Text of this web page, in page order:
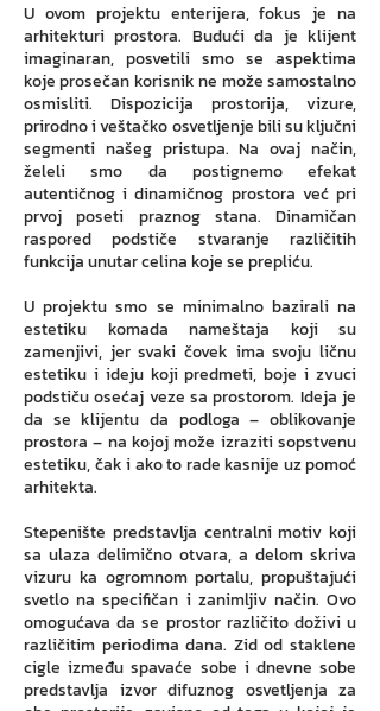
U ovom projektu enterijera, fokus je na
arhitekturi prostora. Budući da je klijent
imaginaran, posvetili smo se aspektima
koje prosečan korisnik ne može samostalno
osmisliti. Dispozicija prostorija, vizure,
prirodno i veštačko osvetljenje bili su ključni
segmenti našeg pristupa. Na ovaj način,
želeli smo da postignemo efekat
autentičnog i dinamičnog prostora već pri
prvoj poseti praznog stana. Dinamičan
raspored podstiče stvaranje različitih
funkcija unutar celina koje se prepliću.
U projektu smo se minimalno bazirali na
estetiku komada nameštaja koji su
zamenjivi, jer svaki čovek ima svoju ličnu
estetiku i ideju koji predmeti, boje i zvuci
podstiču osećaj veze sa prostorom. Ideja je
da se klijentu da podloga – oblikovanje
prostora – na kojoj može izraziti sopstvenu
estetiku, čak i ako to rade kasnije uz pomoć
arhitekta.
Stepenište predstavlja centralni motiv koji
sa ulaza delimično otvara, a delom skriva
vizuru ka ogromnom portalu, propuštajući
svetlo na specifičan i zanimljiv način. Ovo
omogućava da se prostor različito doživi u
različitim periodima dana. Zid od staklene
cigle između spavaće sobe i dnevne sobe
predstavlja izvor difuznog osvetljenja za